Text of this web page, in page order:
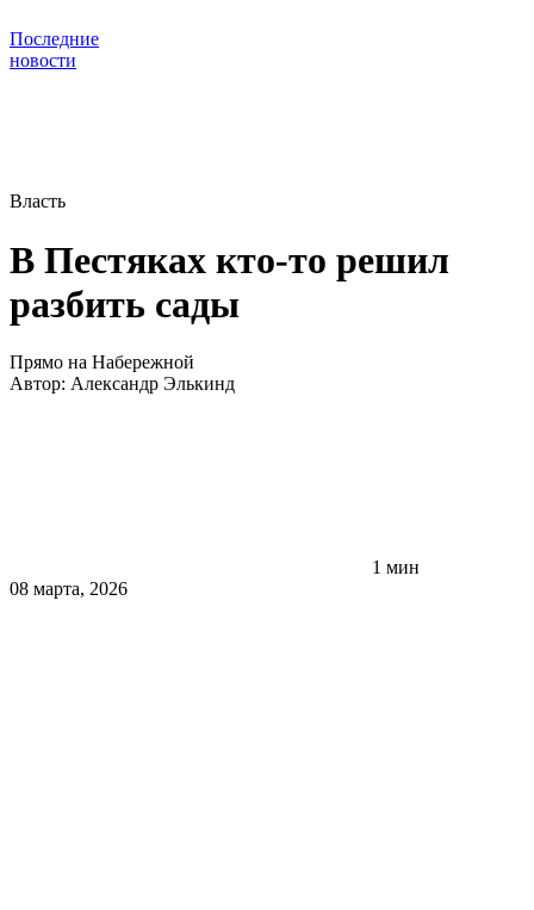
Последние
новости
Власть
В Пестяках кто-то решил
разбить сады
Прямо на Набережной
Автор: Александр Элькинд
1 мин
08 марта, 2026